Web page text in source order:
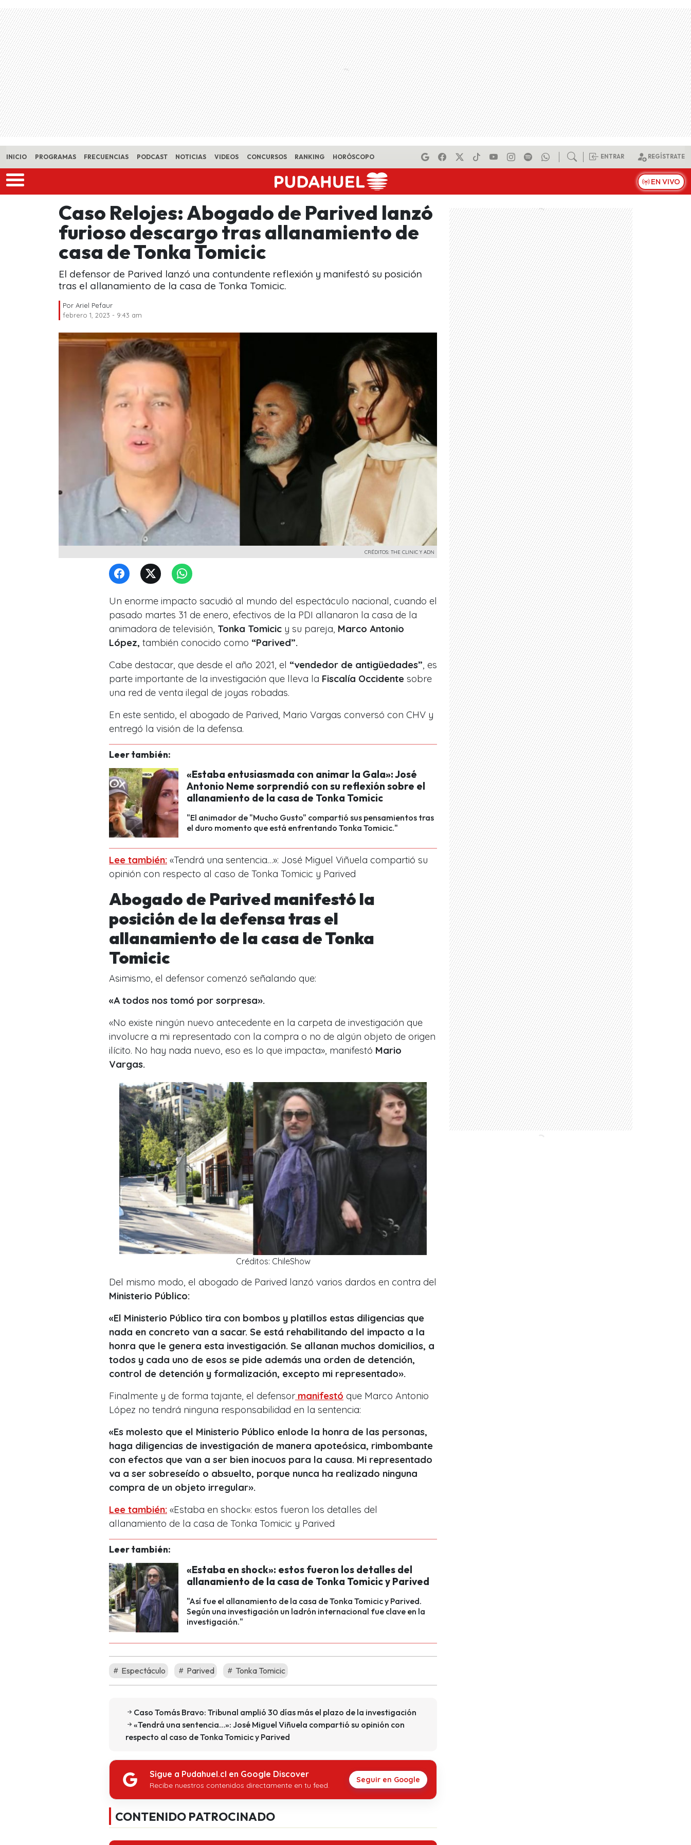
Skip to main content
INICIO PROGRAMAS FRECUENCIAS PODCAST NOTICIAS VIDEOS CONCURSOS RANKING HORÓSCOPO ENTRAR REGÍSTRATE
EN VIVO
Caso Relojes: Abogado de Parived lanzó
furioso descargo tras allanamiento de
casa de Tonka Tomicic
El defensor de Parived lanzó una contundente reflexión y manifestó su posición
tras el allanamiento de la casa de Tonka Tomicic.
Por Ariel Pefaur
febrero 1, 2023 - 9:43 am
CRÉDITOS: THE CLINIC Y ADN
Un enorme impacto sacudió al mundo del espectáculo nacional, cuando el
pasado martes 31 de enero, efectivos de la PDI allanaron la casa de la
animadora de televisión, Tonka Tomicic y su pareja, Marco Antonio
López, también conocido como “Parived”.
Cabe destacar, que desde el año 2021, el “vendedor de antigüedades” , es
parte importante de la investigación que lleva la Fiscalía Occidente sobre
una red de venta ilegal de joyas robadas.
En este sentido, el abogado de Parived, Mario Vargas conversó con CHV y
entregó la visión de la defensa.
Leer también:
«Estaba entusiasmada con animar la Gala»: José
Antonio Neme sorprendió con su reflexión sobre el
allanamiento de la casa de Tonka Tomicic
"El animador de "Mucho Gusto" compartió sus pensamientos tras
el duro momento que está enfrentando Tonka Tomicic."
Lee también: «Tendrá una sentencia…»: José Miguel Viñuela compartió su
opinión con respecto al caso de Tonka Tomicic y Parived
Abogado de Parived manifestó la
posición de la defensa tras el
allanamiento de la casa de Tonka
Tomicic
Asimismo, el defensor comenzó señalando que:
«A todos nos tomó por sorpresa».
«No existe ningún nuevo antecedente en la carpeta de investigación que
involucre a mi representado con la compra o no de algún objeto de origen
ilícito. No hay nada nuevo, eso es lo que impacta», manifestó Mario
Vargas.
Créditos: ChileShow
Del mismo modo, el abogado de Parived lanzó varios dardos en contra del
Ministerio Público:
«El Ministerio Público tira con bombos y platillos estas diligencias que
nada en concreto van a sacar. Se está rehabilitando del impacto a la
honra que le genera esta investigación. Se allanan muchos domicilios, a
todos y cada uno de esos se pide además una orden de detención,
control de detención y formalización, excepto mi representado».
Finalmente y de forma tajante, el defensor manifestó que Marco Antonio
López no tendrá ninguna responsabilidad en la sentencia:
«Es molesto que el Ministerio Público enlode la honra de las personas,
haga diligencias de investigación de manera apoteósica, rimbombante
con efectos que van a ser bien inocuos para la causa. Mi representado
va a ser sobreseído o absuelto, porque nunca ha realizado ninguna
compra de un objeto irregular».
Lee también: «Estaba en shock»: estos fueron los detalles del
allanamiento de la casa de Tonka Tomicic y Parived
Leer también:
«Estaba en shock»: estos fueron los detalles del
allanamiento de la casa de Tonka Tomicic y Parived
"Así fue el allanamiento de la casa de Tonka Tomicic y Parived.
Según una investigación un ladrón internacional fue clave en la
investigación."
Espectáculo Parived Tonka Tomicic
Caso Tomás Bravo: Tribunal amplió 30 días más el plazo de la investigación
«Tendrá una sentencia…»: José Miguel Viñuela compartió su opinión con
respecto al caso de Tonka Tomicic y Parived
Sigue a Pudahuel.cl en Google Discover
Recibe nuestros contenidos directamente en tu feed.
Seguir en Google
CONTENIDO PATROCINADO